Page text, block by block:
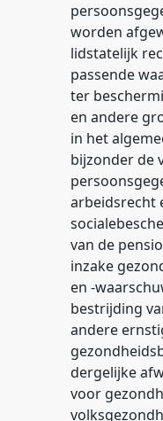
worden
lidstatelijk
passende
ter
en andere
in het
bijzonder de
arbeidsrecht
van de
inzake
en -
bestrijding
andere
dergelijke
voor